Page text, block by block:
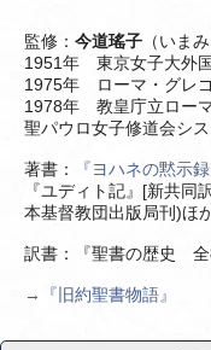
監修： 今道瑤子 （いま
1951年 東京女子大外国
1975年 ローマ・グレゴ
1978年 教皇庁立ローマ
聖パウロ女子修道会シス
著書： 『ヨハネの黙示録
『ユディト記』[新共同
本基督教団出版局刊)ほ
訳書：『聖書の歴史 全
→『旧約聖書物語』